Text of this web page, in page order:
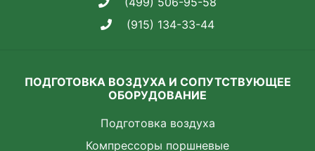
(915) 134-33-44
ПОДГОТОВКА ВОЗДУХА И СОПУТСТВУЮЩЕЕ
ОБОРУДОВАНИЕ
Подготовка воздуха
Компрессоры поршневые